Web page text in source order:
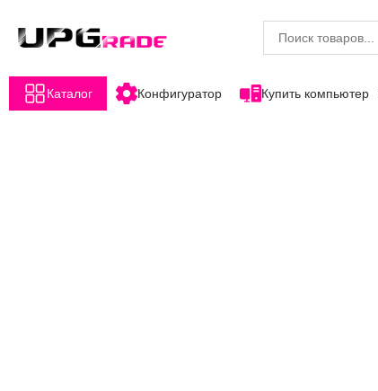
Каталог Конфигуратор Купить компьютер